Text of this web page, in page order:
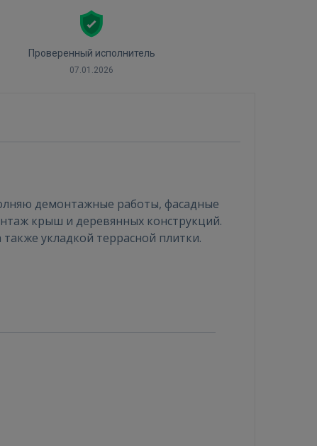
Проверенный исполнитель
07.01.2026
демонтажные работы, фасадные
крыш и деревянных конструкций.
укладкой террасной плитки.